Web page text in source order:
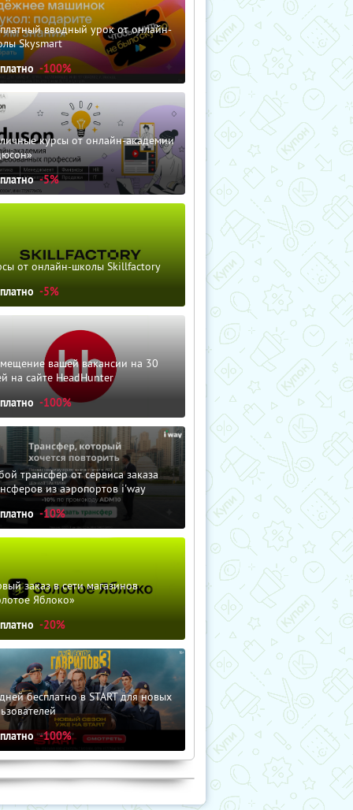
вводный урок от онлайн-
Skysmart
-100%
курсы от онлайн-академии
-5%
от онлайн-школы Skillfactory
-5%
вашей вакансии на 30
на сайте HeadHunter
-100%
трансфер от сервиса заказа
из аэропортов i'way
-10%
заказ в сети магазинов
Яблоко»
-20%
бесплатно в START для новых
-100%